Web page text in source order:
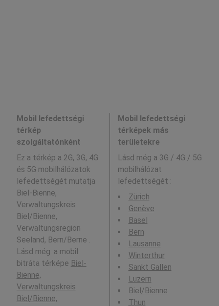
Mobil lefedettségi
térkép
szolgáltatónként
Ez a térkép a 2G, 3G, 4G
és 5G mobilhálózatok
lefedettségét mutatja
Biel-Bienne,
Verwaltungskreis
Biel/Bienne,
Verwaltungsregion
Seeland, Bern/Berne .
Lásd még: a mobil
bitráta térképe Biel-
Bienne,
Verwaltungskreis
Biel/Bienne,
Mobil lefedettségi
térképek más
területekre
Lásd még a 3G / 4G / 5G
mobilhálózat
lefedettségét :
Zürich
Genève
Basel
Bern
Lausanne
Winterthur
Sankt Gallen
Luzern
Biel/Bienne
Thun